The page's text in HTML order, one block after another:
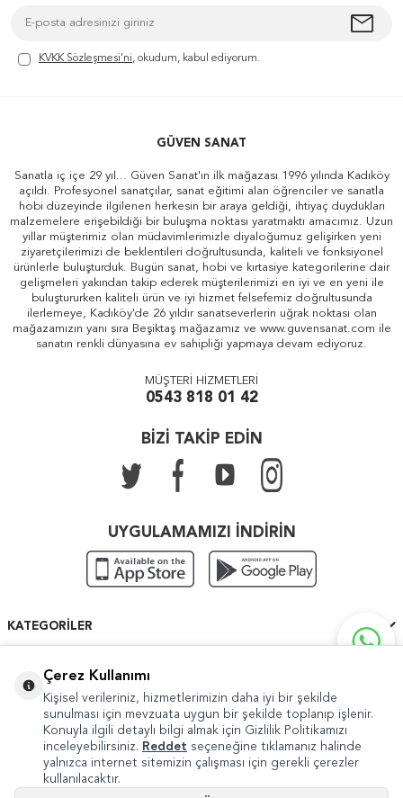
KVKK Sözleşmesi'ni, okudum, kabul ediyorum.
GÜVEN SANAT
Sanatla iç içe 29 yıl... Güven Sanat'ın ilk mağazası 1996 yılında Kadıköy
açıldı. Profesyonel sanatçılar, sanat eğitimi alan öğrenciler ve sanatla
hobi düzeyinde ilgilenen herkesin bir araya geldiği, ihtiyaç duydukları
malzemelere erişebildiği bir buluşma noktası yaratmaktı amacımız. Uzun
yıllar müşterimiz olan müdavimlerimizle diyaloğumuz gelişirken yeni
ziyaretçilerimizi de beklentileri doğrultusunda, kaliteli ve fonksiyonel
ürünlerle buluşturduk. Bugün sanat, hobi ve kırtasiye kategorilerine dair
gelişmeleri yakından takip ederek müşterilerimizi en iyi ve en yeni ile
buluştururken kaliteli ürün ve iyi hizmet felsefemiz doğrultusunda
ilerlemeye, Kadıköy'de 26 yıldır sanatseverlerin uğrak noktası olan
mağazamızın yanı sıra Beşiktaş mağazamız ve www.guvensanat.com ile
sanatın renkli dünyasına ev sahipliği yapmaya devam ediyoruz.
MÜŞTERİ HİZMETLERİ
0543 818 01 42
BİZİ TAKİP EDİN
UYGULAMAMIZI İNDİRİN
KATEGORILER
HIZLI ERIŞIM
Çerez Kullanımı
Kişisel verileriniz, hizmetlerimizin daha iyi bir şekilde
sunulması için mevzuata uygun bir şekilde toplanıp işlenir.
Konuyla ilgili detaylı bilgi almak için Gizlilik Politikamızı
inceleyebilirsiniz. Reddet seçeneğine tıklamanız halinde
yalnızca internet sitemizin çalışması için gerekli çerezler
kullanılacaktır.